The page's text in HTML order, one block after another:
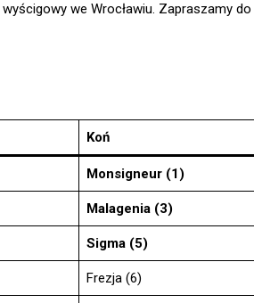
we Wrocławiu. Zapraszamy
Koń
Monsigneur (1)
Malagenia (3)
Sigma (5)
Frezja (6)